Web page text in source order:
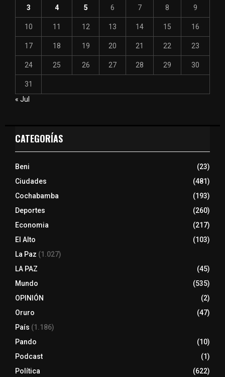
3 4 5 6 7 8 9
10 11 12 13 14 15 16
17 18 19 20 21 22 23
24 25 26 27 28 29 30
31
« Jul
CATEGORÍAS
Beni
(23)
Ciudades
(481)
Cochabamba
(193)
Deportes
(260)
Economia
(217)
El Alto
(103)
La Paz (1.027)
LA PAZ
(45)
Mundo
(535)
OPINIÓN
(2)
Oruro
(47)
País (1.186)
Pando
(10)
Podcast
(1)
Política
(622)